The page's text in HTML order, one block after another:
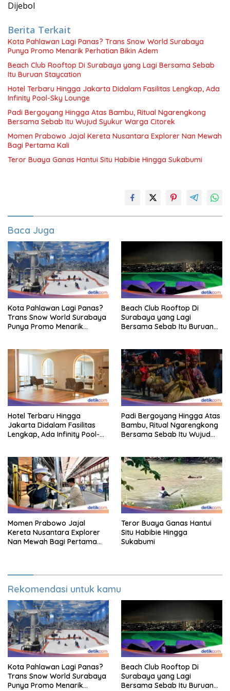
Dijebol
Berita Terkait
Kota Pahlawan Lagi Panas? Trans Snow World Surabaya
Punya Promo Menarik Perhatian Bikin Adem
Beach Club Rooftop Di Surabaya yang Lagi Bersama Sebab
Itu Buruan Staycation
Hotel Terbaru Hingga Jakarta Didalam Fasilitas Lengkap, Ada
Infinity Pool-Sky Lounge
Padi Bergoyang Hingga Atas Bambu, Ritual Ngarengkong
Bersama Sebab Itu Wujud Syukur Warga Citorek
Momen Prabowo Jajal Kereta Nusantara Explorer Nan Mewah
Bagi Pertama Kali
Teror Buaya Ganas Hantui Situ Habibie Hingga Sukabumi
Baca Juga
Kota Pahlawan Lagi Panas?
Trans Snow World Surabaya
Punya Promo Menarik
Beach Club Rooftop Di
Surabaya yang Lagi
Bersama Sebab Itu Buruan
Hotel Terbaru Hingga
Jakarta Didalam Fasilitas
Lengkap, Ada Infinity Pool-
Padi Bergoyang Hingga Atas
Bambu, Ritual Ngarengkong
Bersama Sebab Itu Wujud
Momen Prabowo Jajal
Kereta Nusantara Explorer
Nan Mewah Bagi Pertama
Teror Buaya Ganas Hantui
Situ Habibie Hingga
Sukabumi
Rekomendasi untuk kamu
Kota Pahlawan Lagi Panas?
Trans Snow World Surabaya
Punya Promo Menarik
Beach Club Rooftop Di
Surabaya yang Lagi
Bersama Sebab Itu Buruan